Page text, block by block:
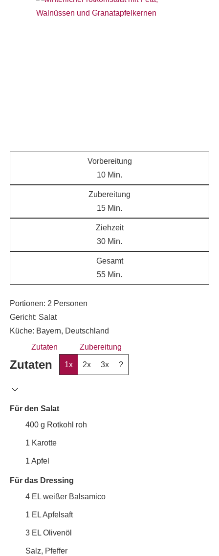
Vorbereitung
10 Min.
Zubereitung
15 Min.
Ziehzeit
30 Min.
Gesamt
55 Min.
Portionen: 2 Personen
Gericht: Salat
Küche: Bayern, Deutschland
Zutaten
Zubereitung
Zutaten 1x 2x 3x ?
Für den Salat
400 g Rotkohl roh
1 Karotte
1 Apfel
Für das Dressing
4 EL weißer Balsamico
1 ELApfelsaft
3 EL Olivenöl
Salz, Pfeffer